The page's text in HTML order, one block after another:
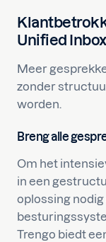
Unified
Meer
zonder
worden.
Breng alle
Om het
in een
oplossing
Trengo biedt